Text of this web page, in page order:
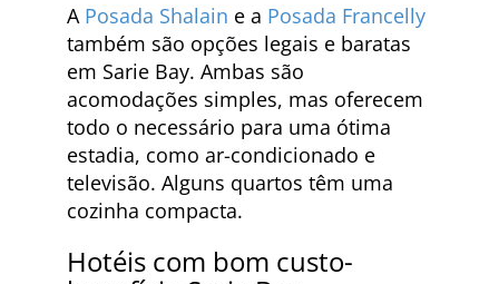
A Posada Shalain e a Posada Francelly
também são opções legais e baratas
em Sarie Bay. Ambas são
acomodações simples, mas oferecem
todo o necessário para uma ótima
estadia, como ar-condicionado e
televisão. Alguns quartos têm uma
cozinha compacta.
Hotéis com bom custo-